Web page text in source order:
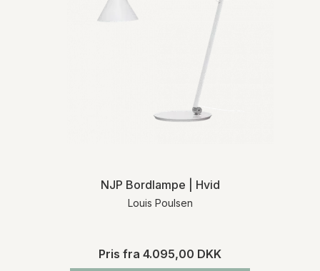
NJP Bordlampe | Hvid
Louis Poulsen
Pris fra 4.095,00 DKK